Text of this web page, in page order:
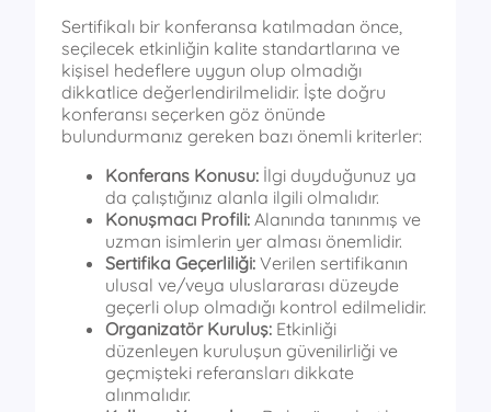
Sertifikalı bir konferansa katılmadan önce,
seçilecek etkinliğin kalite standartlarına ve
kişisel hedeflere uygun olup olmadığı
dikkatlice değerlendirilmelidir. İşte doğru
konferansı seçerken göz önünde
bulundurmanız gereken bazı önemli kriterler:
Konferans Konusu: İlgi duyduğunuz ya
da çalıştığınız alanla ilgili olmalıdır.
Konuşmacı Profili: Alanında tanınmış ve
uzman isimlerin yer alması önemlidir.
Sertifika Geçerliliği: Verilen sertifikanın
ulusal ve/veya uluslararası düzeyde
geçerli olup olmadığı kontrol edilmelidir.
Organizatör Kuruluş: Etkinliği
düzenleyen kuruluşun güvenilirliği ve
geçmişteki referansları dikkate
alınmalıdır.